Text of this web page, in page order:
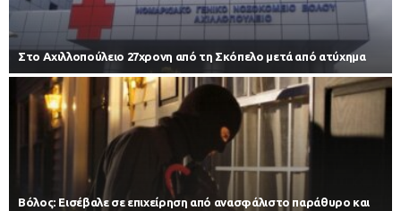
Στο Αχιλλοπούλειο 27χρονη από τη Σκόπελο μετά από ατύχημα
Βόλος: Εισέβαλε σε επιχείρηση από ανασφάλιστο παράθυρο και